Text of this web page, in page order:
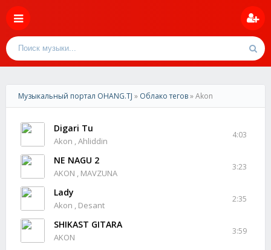
Музыкальный портал OHANG.TJ » Облако тегов» Akon
Digari Tu
Akon , Ahliddin
4:03
NE NAGU 2
AKON , MAVZUNA
3:23
Lady
Akon , Desant
2:35
SHIKAST GITARA
AKON
3:59